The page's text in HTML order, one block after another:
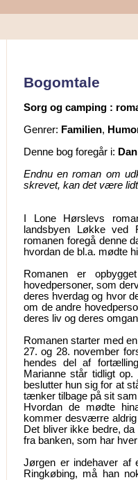
Bogomtale
Sorg og camping :
Genrer: Familien,
Denne bog foregår i:
Endnu en roman om
skrevet, kan det være
I Lone Hørslevs
landsbyen Løkke ved
romanen foregå denne
hvordan de bl.a. mødte
Romanen er
hovedpersoner, som
deres hverdag og hvor
om de andre
deres liv og deres
Romanen starter med
27. og 28. november
hendes del af
Marianne står tidligt
beslutter hun sig for at
tænker tilbage på sit
Hvordan de mødte
kommer desværre
Det bliver ikke bedre,
fra banken, som har
Jørgen er indehaver af
Ringkøbing, må han